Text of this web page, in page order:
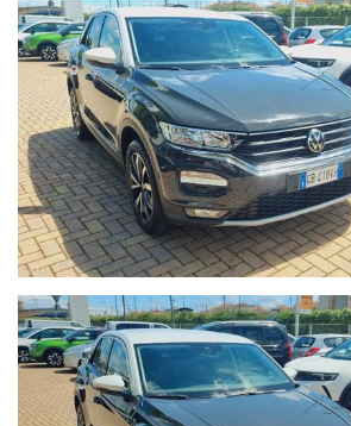
veicolo sia disponibile per essere visto e
- Seguici anche su Facebook:
www.facebook.com/Autoquadrifoglio
- 12 MESI di garanzia MAPFRE a
compresa.
- La Garanzia MAPFRE, oltre a tutelare la
di origine meccanica ed elettronica, vi
assistenza 24h su 24, 7 giorni su 7,
rottura e auto sostitutiva se la vostra
di 8 ore in officina.
- Possibilità di estensione della garanzia
- Possibilità di finanziamenti
incendio, kasko, eventi naturali a prezzi